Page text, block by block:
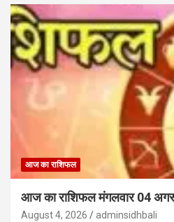
आज का राशिफल
आज का राशिफल मंगलवार 04
August 4, 2026 adminsidhbali